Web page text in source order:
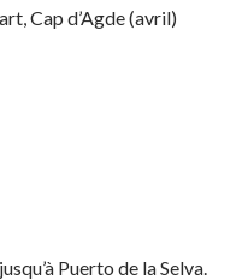
Cap d’Agde (avril)
Puerto de la Selva.